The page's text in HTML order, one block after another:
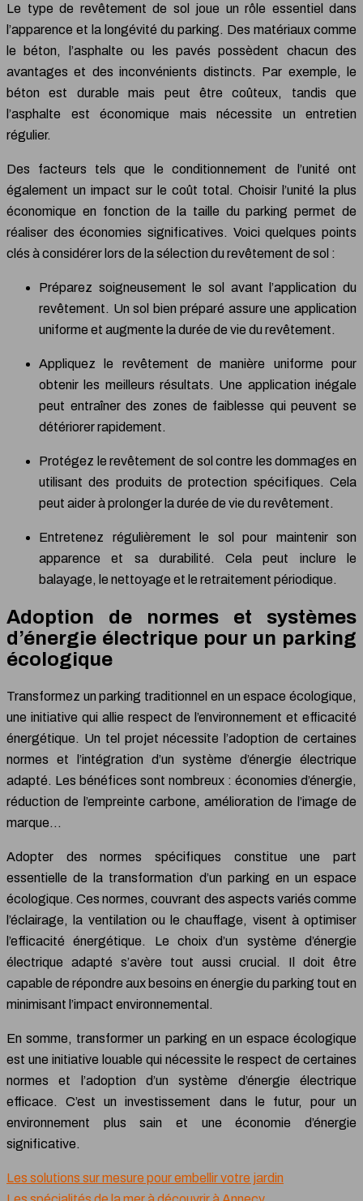
Le type de revêtement de sol joue un rôle essentiel dans
l’apparence et la longévité du parking. Des matériaux comme
le béton, l’asphalte ou les pavés possèdent chacun des
avantages et des inconvénients distincts. Par exemple, le
béton est durable mais peut être coûteux, tandis que
l’asphalte est économique mais nécessite un entretien
régulier.
Des facteurs tels que le conditionnement de l’unité ont
également un impact sur le coût total. Choisir l’unité la plus
économique en fonction de la taille du parking permet de
réaliser des économies significatives. Voici quelques points
clés à considérer lors de la sélection du revêtement de sol :
Préparez soigneusement le sol avant l’application du
revêtement. Un sol bien préparé assure une application
uniforme et augmente la durée de vie du revêtement.
Appliquez le revêtement de manière uniforme pour
obtenir les meilleurs résultats. Une application inégale
peut entraîner des zones de faiblesse qui peuvent se
détériorer rapidement.
Protégez le revêtement de sol contre les dommages en
utilisant des produits de protection spécifiques. Cela
peut aider à prolonger la durée de vie du revêtement.
Entretenez régulièrement le sol pour maintenir son
apparence et sa durabilité. Cela peut inclure le
balayage, le nettoyage et le retraitement périodique.
Adoption de normes et systèmes
d’énergie électrique pour un parking
écologique
Transformez un parking traditionnel en un espace écologique,
une initiative qui allie respect de l’environnement et efficacité
énergétique. Un tel projet nécessite l’adoption de certaines
normes et l’intégration d’un système d’énergie électrique
adapté. Les bénéfices sont nombreux : économies d’énergie,
réduction de l’empreinte carbone, amélioration de l’image de
marque…
Adopter des normes spécifiques constitue une part
essentielle de la transformation d’un parking en un espace
écologique. Ces normes, couvrant des aspects variés comme
l’éclairage, la ventilation ou le chauffage, visent à optimiser
l’efficacité énergétique. Le choix d’un système d’énergie
électrique adapté s’avère tout aussi crucial. Il doit être
capable de répondre aux besoins en énergie du parking tout en
minimisant l’impact environnemental.
En somme, transformer un parking en un espace écologique
est une initiative louable qui nécessite le respect de certaines
normes et l’adoption d’un système d’énergie électrique
efficace. C’est un investissement dans le futur, pour un
environnement plus sain et une économie d’énergie
significative.
Les solutions sur mesure pour embellir votre jardin